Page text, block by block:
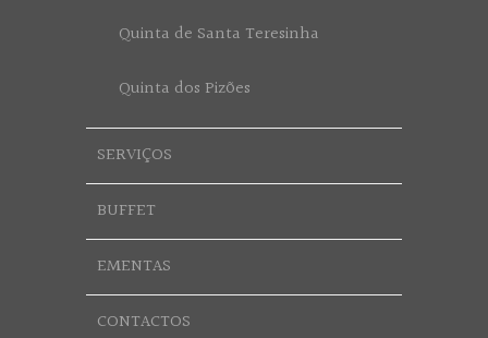
Quinta de Santa Teresinha
Quinta dos Pizões
SERVIÇOS
BUFFET
EMENTAS
CONTACTOS